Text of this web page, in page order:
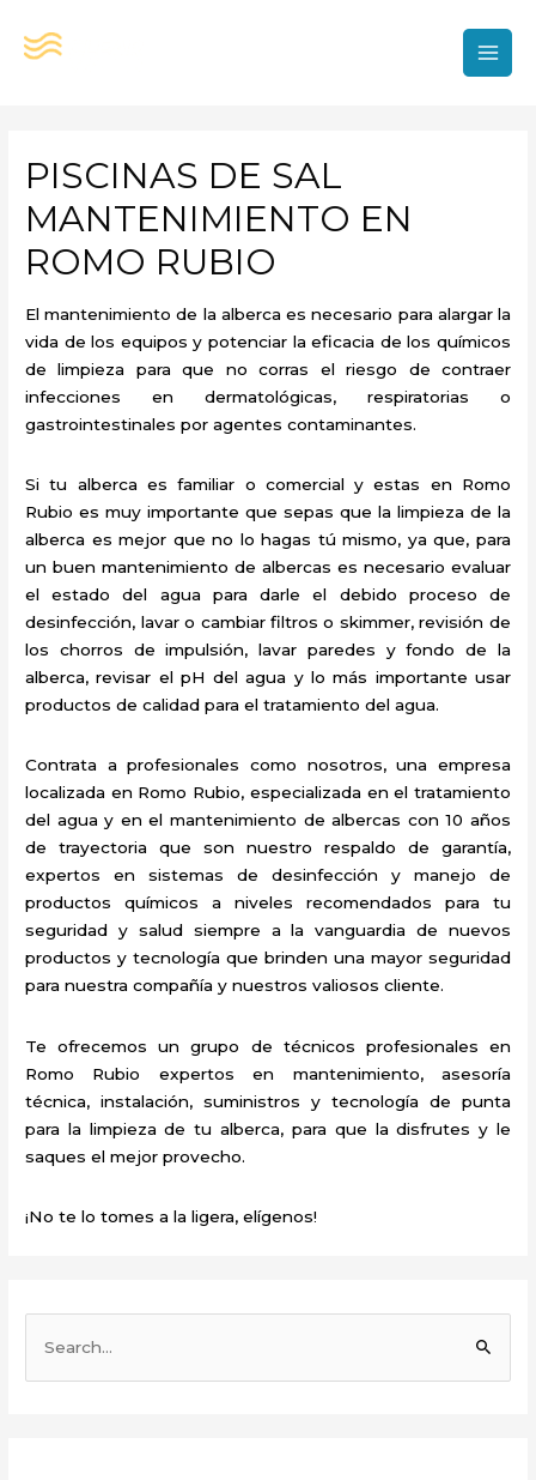
PISCINAS DE SAL
MANTENIMIENTO EN
ROMO RUBIO
El mantenimiento de la alberca es necesario para alargar la
vida de los equipos y potenciar la eficacia de los químicos
de limpieza para que no corras el riesgo de contraer
infecciones en dermatológicas, respiratorias o
gastrointestinales por agentes contaminantes.
Si tu alberca es familiar o comercial y estas en Romo
Rubio es muy importante que sepas que la limpieza de la
alberca es mejor que no lo hagas tú mismo, ya que, para
un buen mantenimiento de albercas es necesario evaluar
el estado del agua para darle el debido proceso de
desinfección, lavar o cambiar filtros o skimmer, revisión de
los chorros de impulsión, lavar paredes y fondo de la
alberca, revisar el pH del agua y lo más importante usar
productos de calidad para el tratamiento del agua.
Contrata a profesionales como nosotros, una empresa
localizada en Romo Rubio, especializada en el tratamiento
del agua y en el mantenimiento de albercas con 10 años
de trayectoria que son nuestro respaldo de garantía,
expertos en sistemas de desinfección y manejo de
productos químicos a niveles recomendados para tu
seguridad y salud siempre a la vanguardia de nuevos
productos y tecnología que brinden una mayor seguridad
para nuestra compañía y nuestros valiosos cliente.
Te ofrecemos un grupo de técnicos profesionales en
Romo Rubio expertos en mantenimiento, asesoría
técnica, instalación, suministros y tecnología de punta
para la limpieza de tu alberca, para que la disfrutes y le
saques el mejor provecho.
¡No te lo tomes a la ligera, elígenos!